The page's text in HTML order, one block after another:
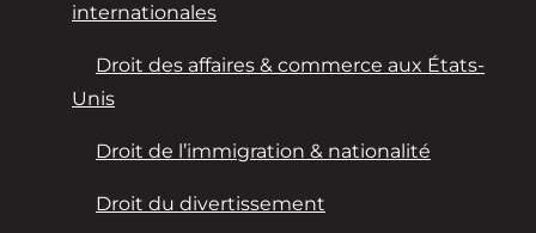
internationales
Droit des affaires & commerce aux États-
Unis
Droit de l’immigration & nationalité
Droit du divertissement